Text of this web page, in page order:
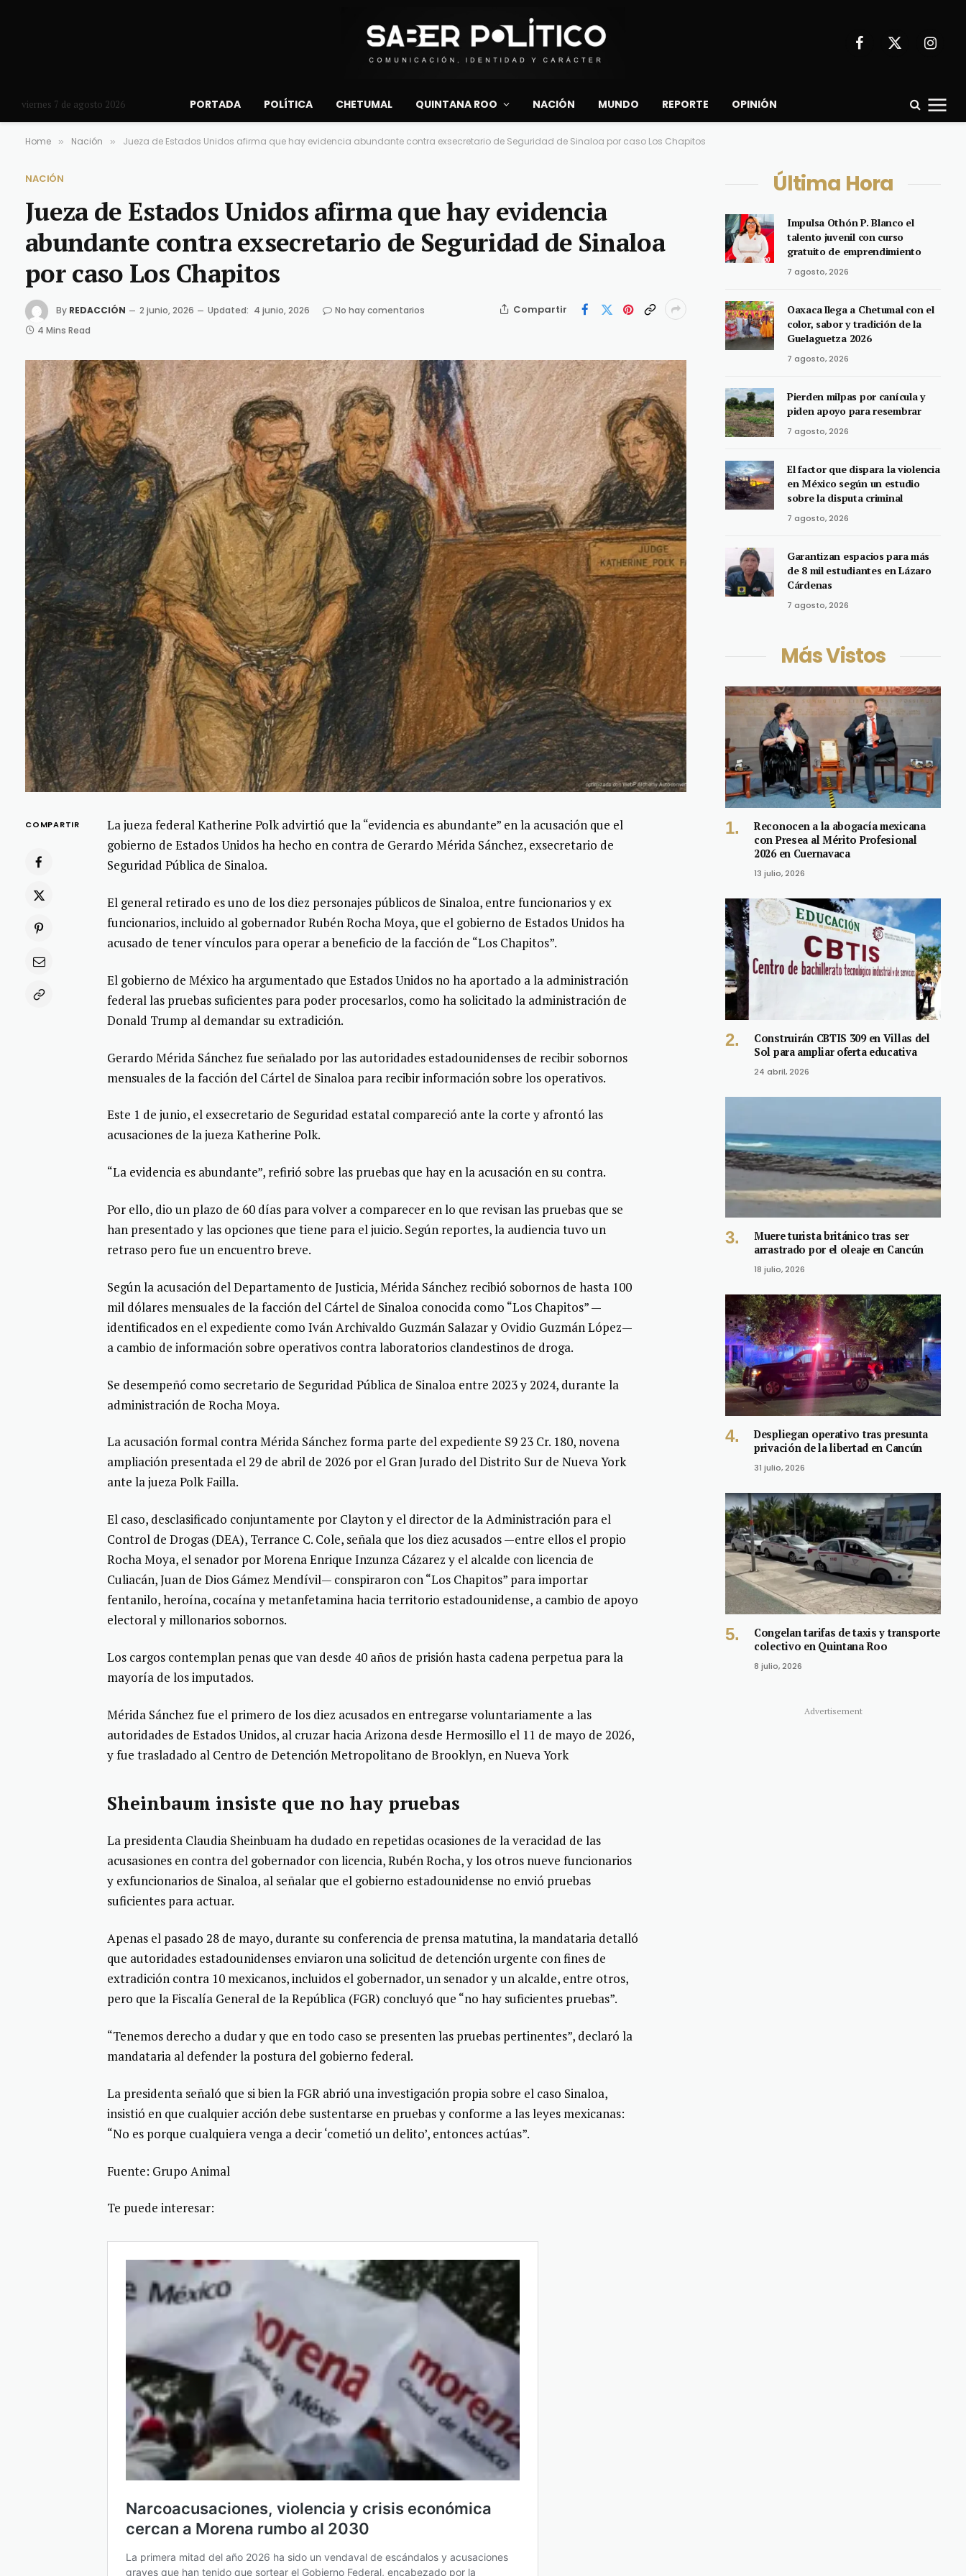
Facebook
X
viernes 7 de agosto 2026 PORTADA POLÍTICA CHETUMAL QUINTANA ROO NACIÓN MUNDO REPORTE OPINIÓN
Home » Nación » Jueza de Estados Unidos afirma que hay evidencia abundante contra exsecretario de Seguridad de Sinaloa por caso Los Chapitos
NACIÓN
Jueza de Estados Unidos afirma que hay evidencia
abundante contra exsecretario de Seguridad de Sinaloa
por caso Los Chapitos
By REDACCIÓN 2 junio, 2026 Updated: 4 junio, 2026
No hay comentarios
4 Mins Read
Compartir
COMPARTIR
La jueza federal Katherine Polk advirtió que la “evidencia es abundante” en la acusación que el
gobierno de Estados Unidos ha hecho en contra de Gerardo Mérida Sánchez, exsecretario de
Seguridad Pública de Sinaloa.
El general retirado es uno de los diez personajes públicos de Sinaloa, entre funcionarios y ex
funcionarios, incluido al gobernador Rubén Rocha Moya, que el gobierno de Estados Unidos ha
acusado de tener vínculos para operar a beneficio de la facción de “Los Chapitos”.
El gobierno de México ha argumentado que Estados Unidos no ha aportado a la administración
federal las pruebas suficientes para poder procesarlos, como ha solicitado la administración de
Donald Trump al demandar su extradición.
Gerardo Mérida Sánchez fue señalado por las autoridades estadounidenses de recibir sobornos
mensuales de la facción del Cártel de Sinaloa para recibir información sobre los operativos.
Este 1 de junio, el exsecretario de Seguridad estatal compareció ante la corte y afrontó las
acusaciones de la jueza Katherine Polk.
“La evidencia es abundante”, refirió sobre las pruebas que hay en la acusación en su contra.
Por ello, dio un plazo de 60 días para volver a comparecer en lo que revisan las pruebas que se
han presentado y las opciones que tiene para el juicio. Según reportes, la audiencia tuvo un
retraso pero fue un encuentro breve.
Según la acusación del Departamento de Justicia, Mérida Sánchez recibió sobornos de hasta 100
mil dólares mensuales de la facción del Cártel de Sinaloa conocida como “Los Chapitos” —
identificados en el expediente como Iván Archivaldo Guzmán Salazar y Ovidio Guzmán López—
a cambio de información sobre operativos contra laboratorios clandestinos de droga.
Se desempeñó como secretario de Seguridad Pública de Sinaloa entre 2023 y 2024, durante la
administración de Rocha Moya.
La acusación formal contra Mérida Sánchez forma parte del expediente S9 23 Cr. 180, novena
ampliación presentada el 29 de abril de 2026 por el Gran Jurado del Distrito Sur de Nueva York
ante la jueza Polk Failla.
El caso, desclasificado conjuntamente por Clayton y el director de la Administración para el
Control de Drogas (DEA), Terrance C. Cole, señala que los diez acusados —entre ellos el propio
Rocha Moya, el senador por Morena Enrique Inzunza Cázarez y el alcalde con licencia de
Culiacán, Juan de Dios Gámez Mendívil— conspiraron con “Los Chapitos” para importar
fentanilo, heroína, cocaína y metanfetamina hacia territorio estadounidense, a cambio de apoyo
electoral y millonarios sobornos.
Los cargos contemplan penas que van desde 40 años de prisión hasta cadena perpetua para la
mayoría de los imputados.
Mérida Sánchez fue el primero de los diez acusados en entregarse voluntariamente a las
autoridades de Estados Unidos, al cruzar hacia Arizona desde Hermosillo el 11 de mayo de 2026,
y fue trasladado al Centro de Detención Metropolitano de Brooklyn, en Nueva York
Sheinbaum insiste que no hay pruebas
La presidenta Claudia Sheinbuam ha dudado en repetidas ocasiones de la veracidad de las
acusasiones en contra del gobernador con licencia, Rubén Rocha, y los otros nueve funcionarios
y exfuncionarios de Sinaloa, al señalar que el gobierno estadounidense no envió pruebas
suficientes para actuar.
Apenas el pasado 28 de mayo, durante su conferencia de prensa matutina, la mandataria detalló
que autoridades estadounidenses enviaron una solicitud de detención urgente con fines de
extradición contra 10 mexicanos, incluidos el gobernador, un senador y un alcalde, entre otros,
pero que la Fiscalía General de la República (FGR) concluyó que “no hay suficientes pruebas”.
“Tenemos derecho a dudar y que en todo caso se presenten las pruebas pertinentes”, declaró la
mandataria al defender la postura del gobierno federal.
La presidenta señaló que si bien la FGR abrió una investigación propia sobre el caso Sinaloa,
insistió en que cualquier acción debe sustentarse en pruebas y conforme a las leyes mexicanas:
“No es porque cualquiera venga a decir ‘cometió un delito’, entonces actúas”.
Fuente: Grupo Animal
Te puede interesar:
Última Hora
Impulsa Othón P. Blanco el
talento juvenil con curso
gratuito de emprendimiento
7 agosto, 2026
Oaxaca llega a Chetumal con el
color, sabor y tradición de la
Guelaguetza 2026
7 agosto, 2026
Pierden milpas por canícula y
piden apoyo para resembrar
7 agosto, 2026
El factor que dispara la violencia
en México según un estudio
sobre la disputa criminal
7 agosto, 2026
Garantizan espacios para más
de 8 mil estudiantes en Lázaro
Cárdenas
7 agosto, 2026
Más Vistos
Reconocen a la abogacía mexicana
con Presea al Mérito Profesional
2026 en Cuernavaca
13 julio, 2026
Construirán CBTIS 309 en Villas del
Sol para ampliar oferta educativa
24 abril, 2026
Muere turista británico tras ser
arrastrado por el oleaje en Cancún
18 julio, 2026
Despliegan operativo tras presunta
privación de la libertad en Cancún
31 julio, 2026
Congelan tarifas de taxis y transporte
colectivo en Quintana Roo
8 julio, 2026
Advertisement